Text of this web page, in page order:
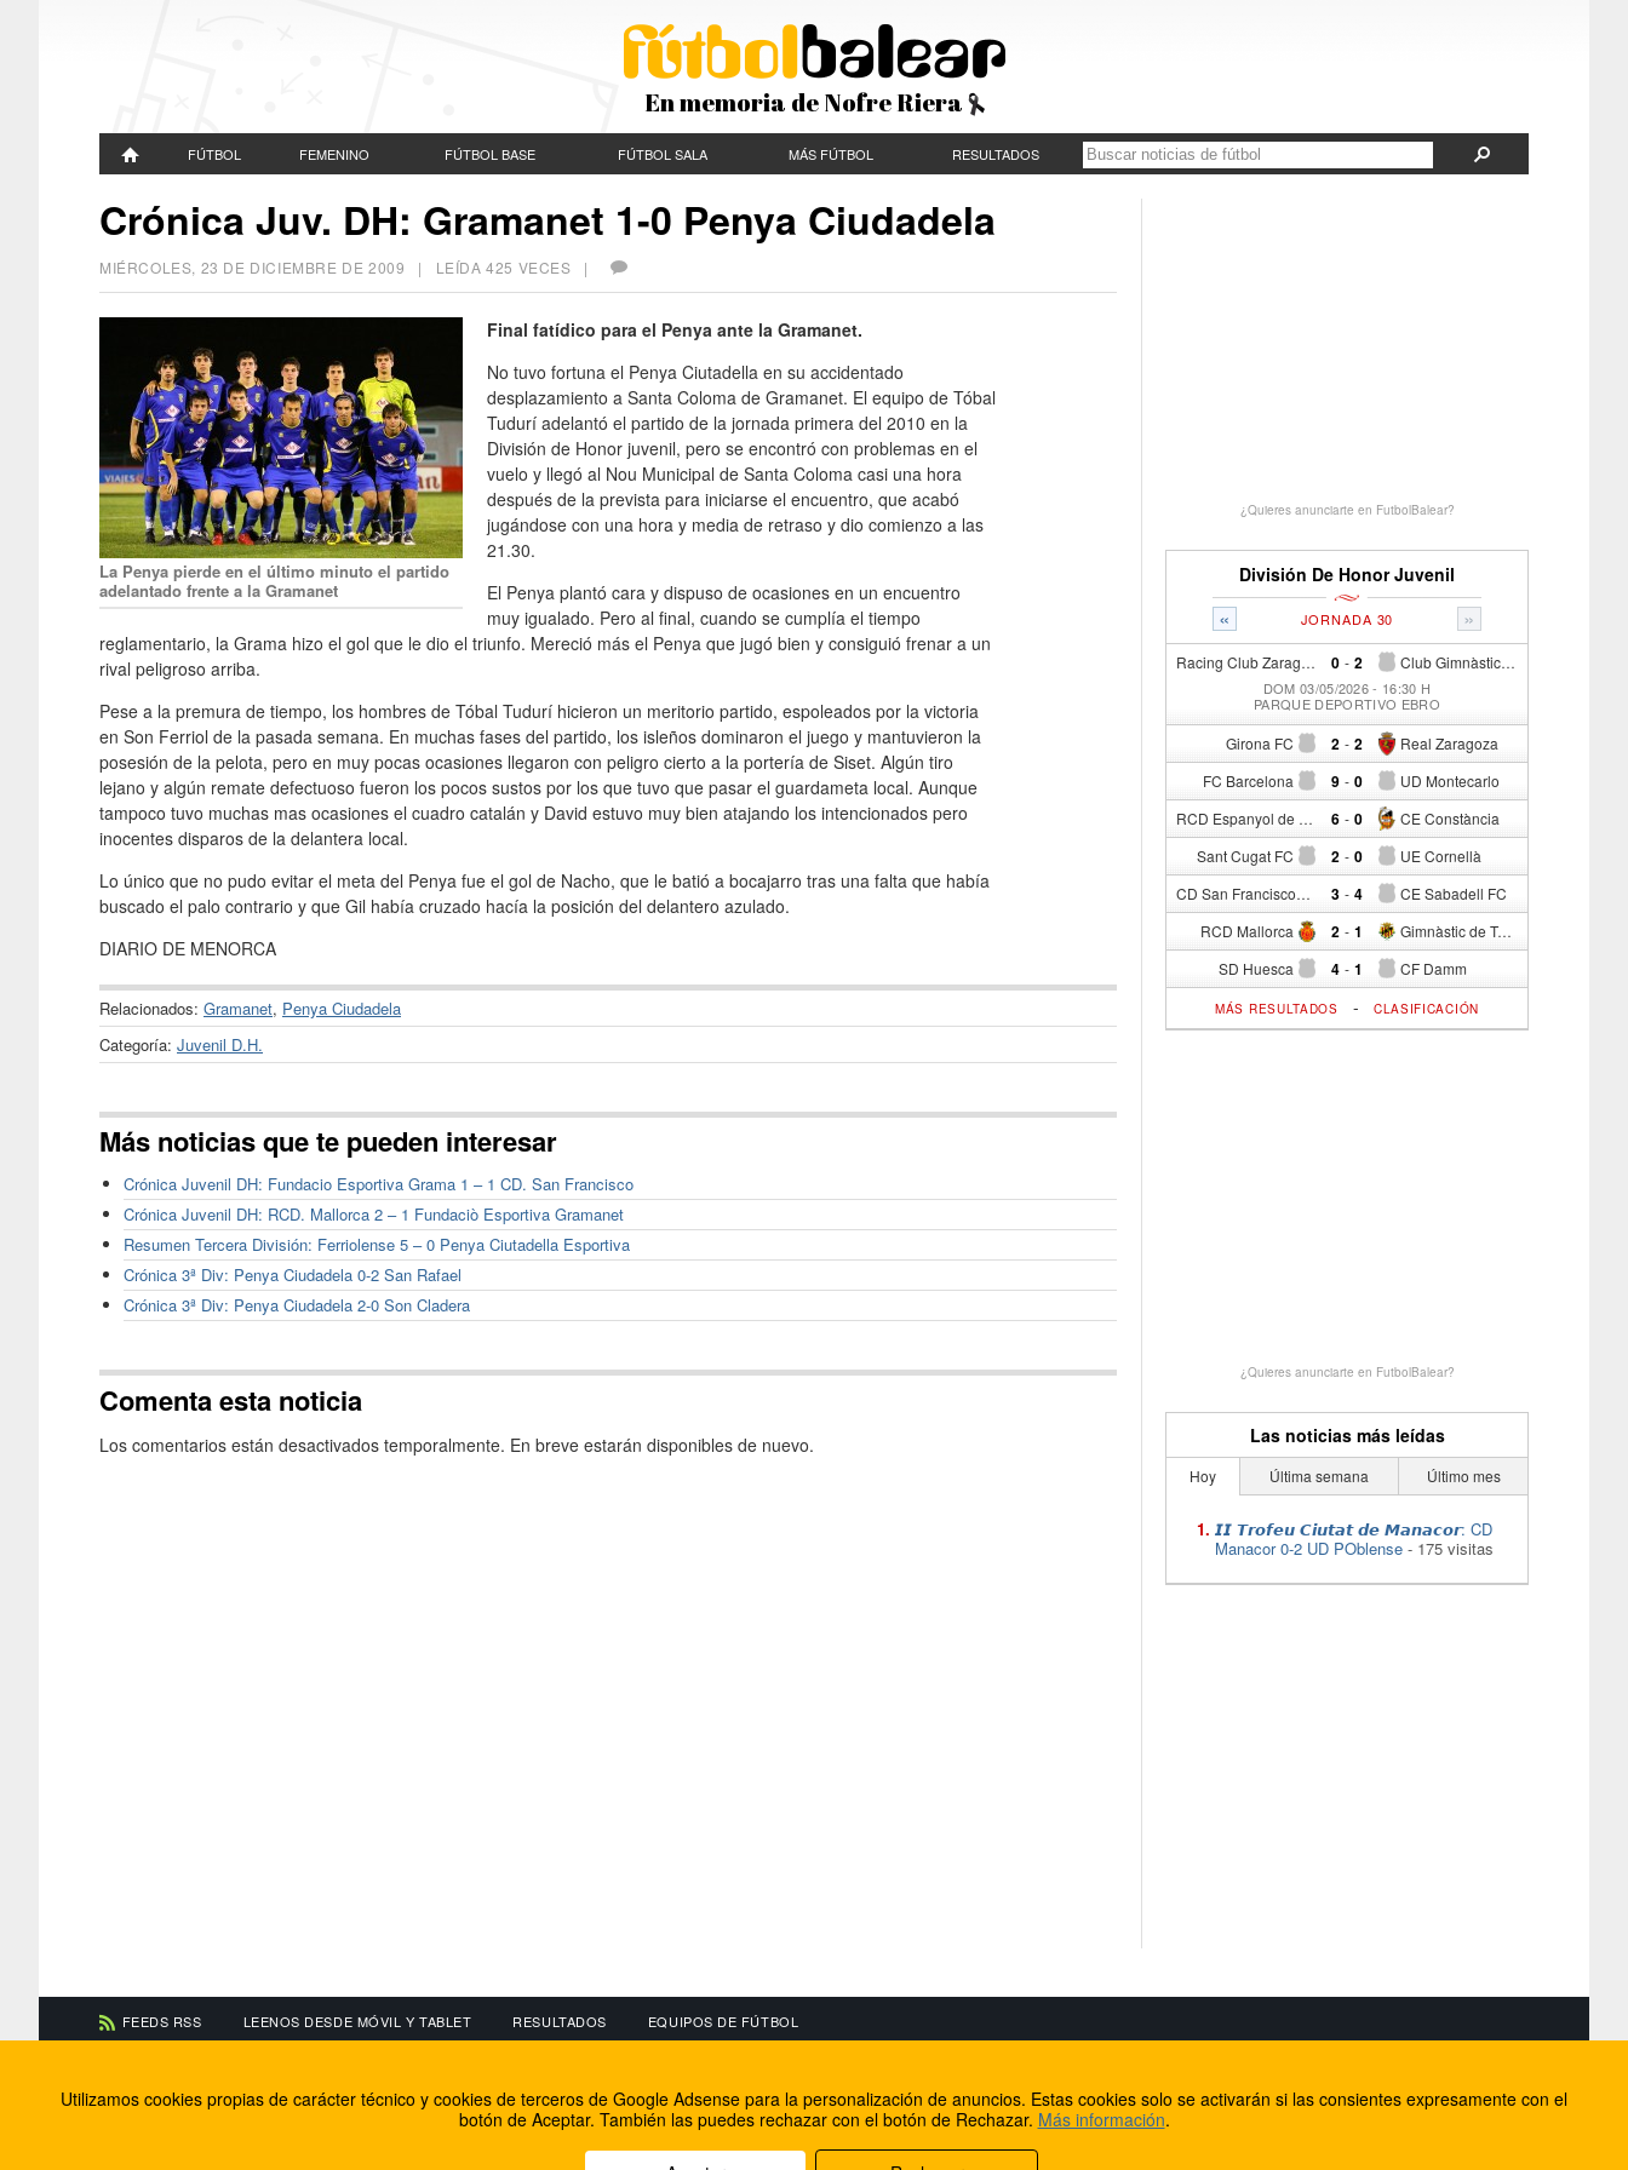
En memoria de Nofre Riera
FÚTBOL FEMENINO FÚTBOL BASE FÚTBOL SALA MÁS FÚTBOL RESULTADOS
Crónica Juv. DH: Gramanet 1-0 Penya Ciudadela
MIÉRCOLES, 23 DE DICIEMBRE DE 2009 | LEÍDA 425 VECES |
La Penya pierde en el último minuto el partido
adelantado frente a la Gramanet
Final fatídico para el Penya ante la Gramanet.
No tuvo fortuna el Penya Ciutadella en su accidentado
desplazamiento a Santa Coloma de Gramanet. El equipo de Tóbal
Tudurí adelantó el partido de la jornada primera del 2010 en la
División de Honor juvenil, pero se encontró con problemas en el
vuelo y llegó al Nou Municipal de Santa Coloma casi una hora
después de la prevista para iniciarse el encuentro, que acabó
jugándose con una hora y media de retraso y dio comienzo a las
21.30.
El Penya plantó cara y dispuso de ocasiones en un encuentro
muy igualado. Pero al final, cuando se cumplía el tiempo
reglamentario, la Grama hizo el gol que le dio el triunfo. Mereció más el Penya que jugó bien y consiguió frenar a un
rival peligroso arriba.
Pese a la premura de tiempo, los hombres de Tóbal Tudurí hicieron un meritorio partido, espoleados por la victoria
en Son Ferriol de la pasada semana. En muchas fases del partido, los isleños dominaron el juego y mantuvieron la
posesión de la pelota, pero en muy pocas ocasiones llegaron con peligro cierto a la portería de Siset. Algún tiro
lejano y algún remate defectuoso fueron los pocos sustos por los que tuvo que pasar el guardameta local. Aunque
tampoco tuvo muchas mas ocasiones el cuadro catalán y David estuvo muy bien atajando los intencionados pero
inocentes disparos de la delantera local.
Lo único que no pudo evitar el meta del Penya fue el gol de Nacho, que le batió a bocajarro tras una falta que había
buscado el palo contrario y que Gil había cruzado hacía la posición del delantero azulado.
DIARIO DE MENORCA
Relacionados: Gramanet, Penya Ciudadela
Categoría: Juvenil D.H.
Más noticias que te pueden interesar
Crónica Juvenil DH: Fundacio Esportiva Grama 1 – 1 CD. San Francisco
Crónica Juvenil DH: RCD. Mallorca 2 – 1 Fundaciò Esportiva Gramanet
Resumen Tercera División: Ferriolense 5 – 0 Penya Ciutadella Esportiva
Crónica 3ª Div: Penya Ciudadela 0-2 San Rafael
Crónica 3ª Div: Penya Ciudadela 2-0 Son Cladera
Comenta esta noticia
Los comentarios están desactivados temporalmente. En breve estarán disponibles de nuevo.
¿Quieres anunciarte en FutbolBalear?
División De Honor Juvenil
« »
JORNADA 30
Racing Club Zaragoza 0 - Club Gimnàstic Manresa
2
DOM 03/05/2026 - 16:30 H
PARQUE DEPORTIVO EBRO
Girona FC 2 - Real Zaragoza
2
FC Barcelona 9 - UD Montecarlo
0
RCD Espanyol de Barcelona 6 - CE Constància
0
Sant Cugat FC 2 - UE Cornellà
0
CD San Francisco 3 - CE Sabadell FC
4
RCD Mallorca 2 - Gimnàstic de Tarragona
1
SD Huesca 4 - CF Damm
1
MÁS RESULTADOS - CLASIFICACIÓN
¿Quieres anunciarte en FutbolBalear?
Las noticias más leídas
Hoy Última semana Último mes
𝙄𝙄 𝙏𝙧𝙤𝙛𝙚𝙪 𝘾𝙞𝙪𝙩𝙖𝙩 𝙙𝙚 𝙈𝙖𝙣𝙖𝙘𝙤𝙧: CD
Manacor 0-2 UD POblense - 175 visitas
FEEDS RSS LEENOS DESDE MÓVIL Y TABLET RESULTADOS EQUIPOS DE FÚTBOL
Información de contacto
El equipo de FútbolBalear
Soluciones Corporativas IP
Facebook
Twitter
Internet Rural Mallorca
Registro de dominios
Utilizamos cookies propias de carácter técnico y cookies de terceros de Google Adsense para la personalización de anuncios. Estas cookies solo se activarán si las consientes expresamente con el
botón de Aceptar. También las puedes rechazar con el botón de Rechazar. Más información.